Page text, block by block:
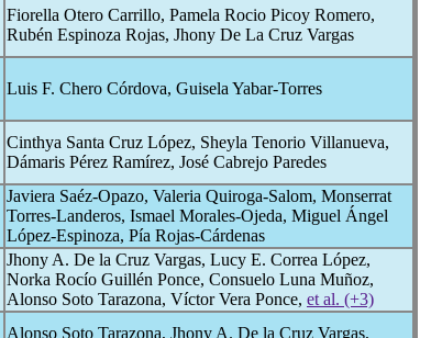
Fiorella Otero Carrillo, Pamela Rocio Picoy Romero,
Rubén Espinoza Rojas, Jhony De La Cruz Vargas
Luis F. Chero Córdova, Guisela Yabar-Torres
Cinthya Santa Cruz López, Sheyla Tenorio Villanueva,
Dámaris Pérez Ramírez, José Cabrejo Paredes
Javiera Saéz-Opazo, Valeria Quiroga-Salom, Monserrat
Torres-Landeros, Ismael Morales-Ojeda, Miguel Ángel
López-Espinoza, Pía Rojas-Cárdenas
Jhony A. De la Cruz Vargas, Lucy E. Correa López,
Norka Rocío Guillén Ponce, Consuelo Luna Muñoz,
Alonso Soto Tarazona, Víctor Vera Ponce, et al. (+3)
Alonso Soto Tarazona, Jhony A. De la Cruz Vargas,